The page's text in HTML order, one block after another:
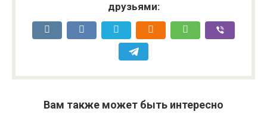
друзьями:
Вам также может быть интересно